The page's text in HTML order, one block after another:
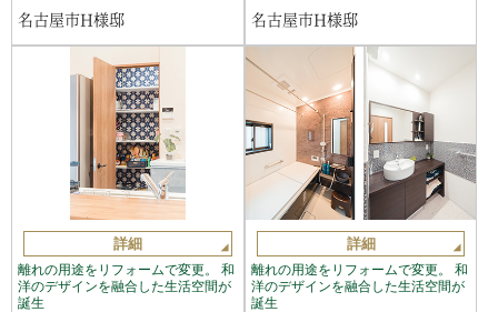
名古屋市H様邸 名古屋市H様邸
詳細
離れの用途をリフォームで変更。 和
洋のデザインを融合した生活空間が
誕生
詳細
離れの用途をリフォームで変更。 和
洋のデザインを融合した生活空間が
誕生